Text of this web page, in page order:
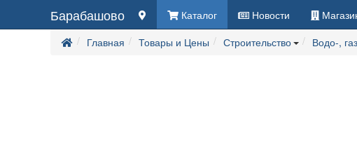
Барабашово Каталог Новости
Главная
Товары и Цены Строительство Водо-,